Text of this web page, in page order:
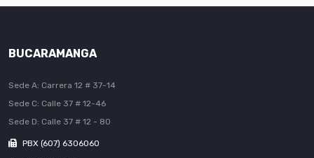
BUCARAMANGA
Sede A: Carrera 12 # 37-14
Sede C: Calle 37 # 12-46
Sede D: Calle 37 # 12 - 80
PBX (607) 6306060